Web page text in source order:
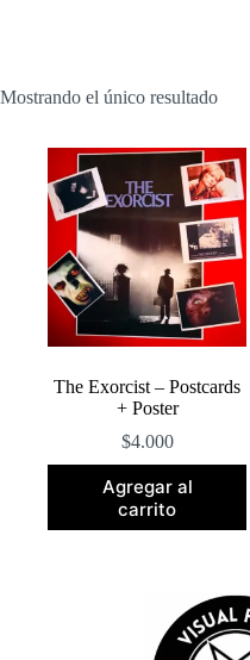
Mostrando el único resultado
The Exorcist – Postcards
+ Poster
$4.000
Agregar al
carrito